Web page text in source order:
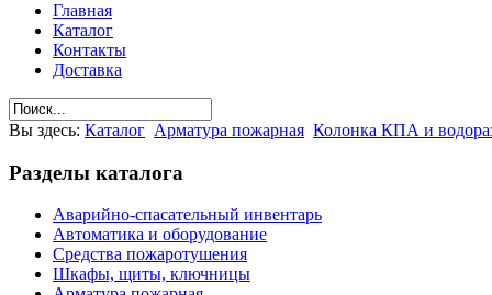
Главная
Каталог
Контакты
Доставка
Вы здесь: Каталог Арматура пожарная Колонка КПА и
Разделы каталога
Аварийно-спасательный инвентарь
Автоматика и оборудование
Средства пожаротушения
Шкафы, щиты, ключницы